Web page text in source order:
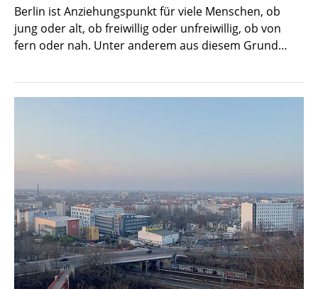
Berlin ist Anziehungspunkt für viele Menschen, ob
jung oder alt, ob freiwillig oder unfreiwillig, ob von
fern oder nah. Unter anderem aus diesem Grund…